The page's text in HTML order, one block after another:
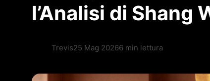
l’Analisi di Shang
Trevis25 Mag 20266 min lettura